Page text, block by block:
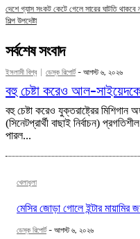
দেশে গ্যাস সংকট কেটে গেলে সারের ঘাটতি থাকবে
শিল্প উপদেষ্টা
সর্বশেষ সংবাদ
ইসলামী বিশ্ব ডেস্ক রিপোর্ট - আগস্ট ৬, ২০২৬
বহু চেষ্টা করেও আল-
বহু চেষ্টা করেও যুক্তরাষ্ট্রের মিশিগান
(সিনেটপ্রার্থী বাছাই নির্বাচন)
পারল...
খেলাধূলা
মেসির জোড়া গোলে ইন্টার মায়ামির
ডেস্ক রিপোর্ট - আগস্ট ৬, ২০২৬